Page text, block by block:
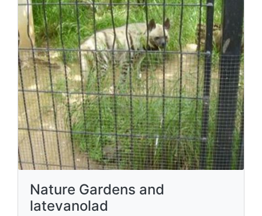
Nature Gardens and
latevanolad